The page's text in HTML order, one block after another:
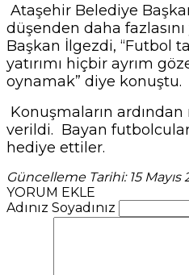
Ataşehir Belediye
düşenden daha
Başkan İlgezdi, “Futbol
yatırımı hiçbir ayrım
oynamak” diye konuştu.
Konuşmaların
verildi. Bayan futbolcular
hediye ettiler.
Güncelleme Tarihi: 15 Mayıs
YORUM EKLE
Adınız Soyadınız